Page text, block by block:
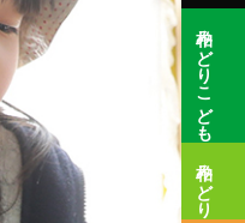
柏みどりこども園
柏みどり保育園